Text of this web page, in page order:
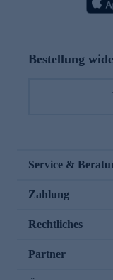
Bestellung
Service &
Zahlung
Rechtliches
Partner